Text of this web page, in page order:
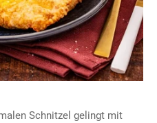
Schnitzel gelingt mit